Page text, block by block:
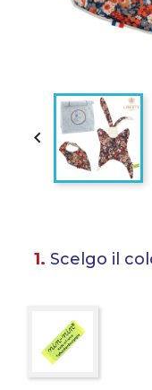

1. Scelgo il